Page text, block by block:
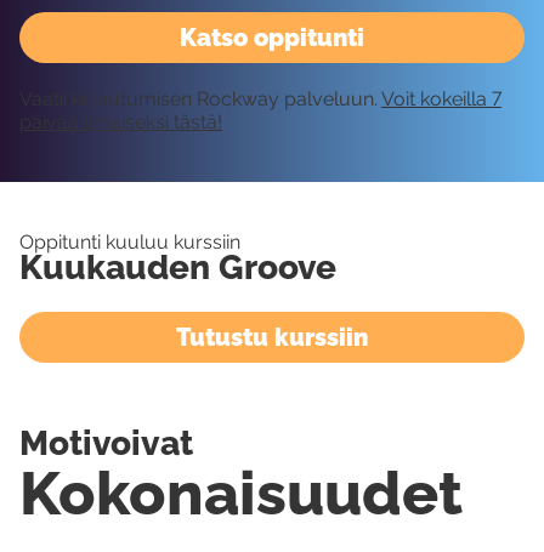
Katso oppitunti
Vaatii kirjautumisen Rockway palveluun. Voit kokeilla 7
päivää ilmaiseksi tästä!
Oppitunti kuuluu kurssiin
Kuukauden Groove
Tutustu kurssiin
Kokonaisuudet
Motivoivat